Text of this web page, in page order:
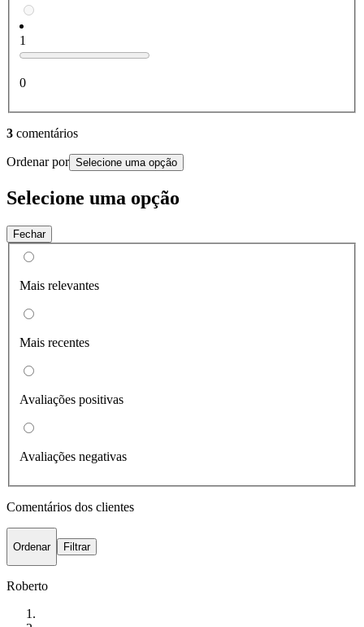
1
0
3 comentários
Ordenar por Selecione uma opção
Selecione uma opção
Fechar
Mais relevantes
Mais recentes
Avaliações positivas
Avaliações negativas
Comentários dos clientes
Ordenar Filtrar
Roberto